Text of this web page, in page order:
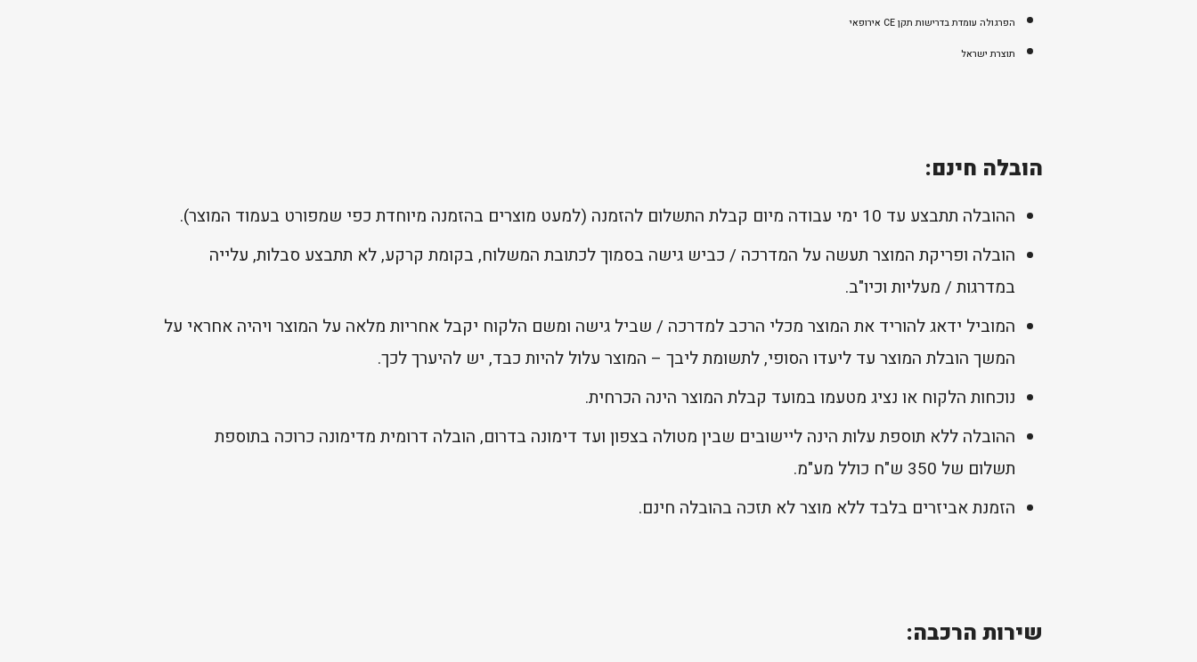
הפרגולה עומדת בדרישות תקן CE אירופאי
תוצרת ישראל
הובלה חינם:
ההובלה תתבצע עד 10 ימי עבודה מיום קבלת התשלום להזמנה (למעט מוצרים בהזמנה מיוחדת כפי שמפורט בעמוד המוצר).
הובלה ופריקת המוצר תעשה על המדרכה / כביש גישה בסמוך לכתובת המשלוח, בקומת קרקע, לא תתבצע סבלות, עלייה
במדרגות / מעליות וכיו"ב.
המוביל ידאג להוריד את המוצר מכלי הרכב למדרכה / שביל גישה ומשם הלקוח יקבל אחריות מלאה על המוצר ויהיה אחראי על
המשך הובלת המוצר עד ליעדו הסופי, לתשומת ליבך – המוצר עלול להיות כבד, יש להיערך לכך.
נוכחות הלקוח או נציג מטעמו במועד קבלת המוצר הינה הכרחית.
ההובלה ללא תוספת עלות הינה ליישובים שבין מטולה בצפון ועד דימונה בדרום, הובלה דרומית מדימונה כרוכה בתוספת
תשלום של 350 ש"ח כולל מע"מ.
הזמנת אביזרים בלבד ללא מוצר לא תזכה בהובלה חינם.
שירות הרכבה: